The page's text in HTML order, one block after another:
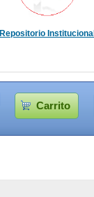
Repositorio Institucional
Carrito